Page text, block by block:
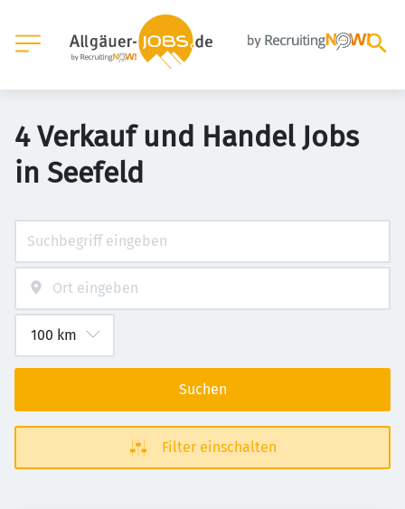
4 Verkauf und Handel Jobs
in Seefeld
Suchen
Filter einschalten